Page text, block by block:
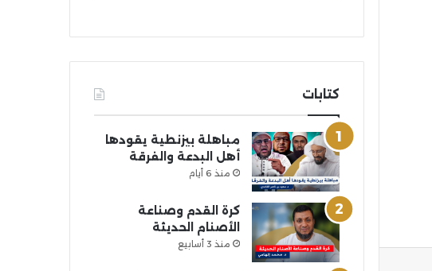
كتابات
مباهلة بيزنطية يقودها
أهل البدعة والفرقة
منذ 6 أيام
كرة القدم وصناعة
الأصنام الحديثة
منذ 3 أسابيع